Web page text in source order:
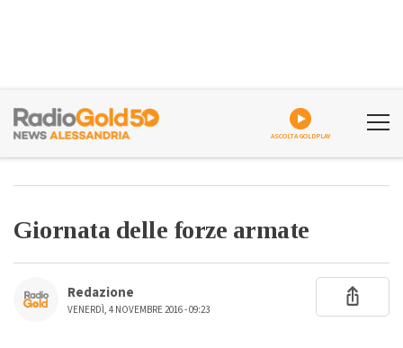
ASCOLTA GOLDPLAY
Giornata delle forze armate
Redazione
VENERDÌ, 4 NOVEMBRE 2016 - 09:23